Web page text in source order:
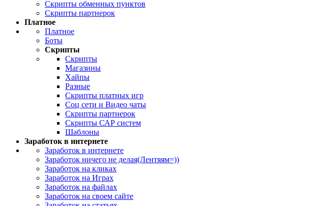
Скрипты обменных пунктов
Скрипты партнерок
Платное
Платное
Боты
Скрипты
Скрипты
Магазины
Хайпы
Разные
Скрипты платных игр
Соц сети и Видео чаты
Скрипты партнерок
Скрипты САР систем
Шаблоны
Заработок в интернете
Заработок в интернете
Заработок ничего не делая(Лентяям=))
Заработок на кликах
Заработок на Играх
Заработок на файлах
Заработок на своем сайте